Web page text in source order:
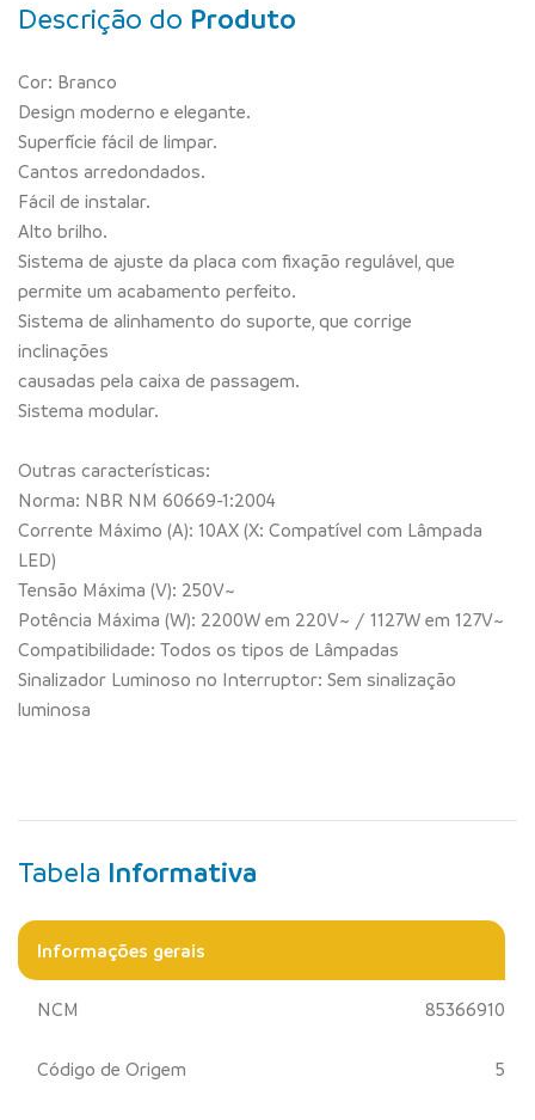
Descrição do Produto
Cor: Branco
Design moderno e elegante.
Superfície fácil de limpar.
Cantos arredondados.
Fácil de instalar.
Alto brilho.
Sistema de ajuste da placa com fixação regulável, que
permite um acabamento perfeito.
Sistema de alinhamento do suporte, que corrige
inclinações
causadas pela caixa de passagem.
Sistema modular.
Outras características:
Norma: NBR NM 60669-1:2004
Corrente Máximo (A): 10AX (X: Compatível com Lâmpada
LED)
Tensão Máxima (V): 250V~
Potência Máxima (W): 2200W em 220V~ / 1127W em 127V~
Compatibilidade: Todos os tipos de Lâmpadas
Sinalizador Luminoso no Interruptor: Sem sinalização
luminosa
Tabela Informativa
Informações gerais
NCM 85366910
Código de Origem 5